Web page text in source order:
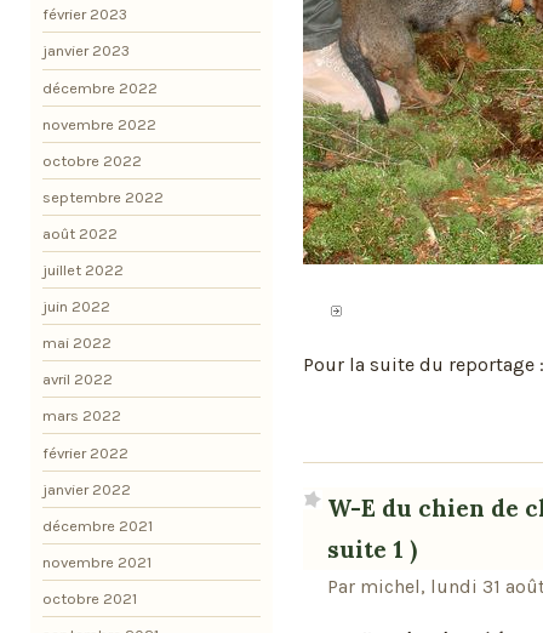
Pour la suite du reportage
W-E du chien de
suite 1 )
Par michel, lundi 31
février 2023
janvier 2023
décembre 2022
novembre 2022
octobre 2022
septembre 2022
août 2022
juillet 2022
juin 2022
mai 2022
avril 2022
mars 2022
février 2022
janvier 2022
décembre 2021
novembre 2021
octobre 2021